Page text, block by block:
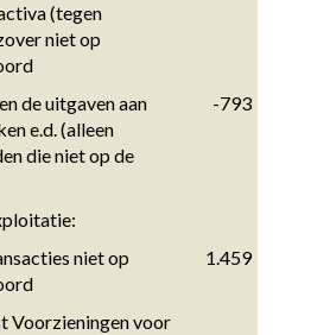
(tegen
niet op
de uitgaven aan
e.d. (alleen
die niet op de
-793
niet op
1.459
Voorzieningen voor